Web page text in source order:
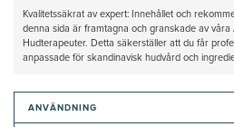
Kvalitetssäkrat av expert: Innehållet och
denna sida är framtagna och granskade av våra
Hudterapeuter. Detta säkerställer att du får
anpassade för skandinavisk hudvård och
ANVÄNDNING